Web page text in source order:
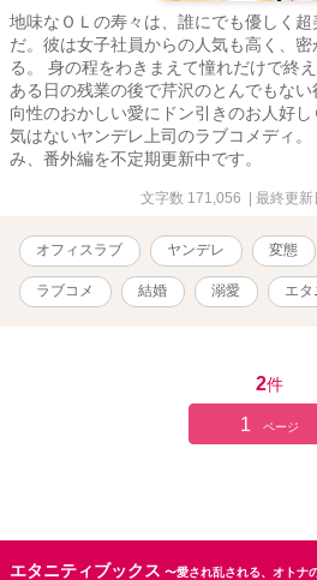
地味なＯＬの寿々は、誰にでも優しく
だ。彼は女子社員からの人気も高く、
る。 身の程をわきまえて憧れだけで終
ある日の残業の後で芹沢のとんでもな
向性のおかしい愛にドン引きのお人好
気はないヤンデレ上司のラブコメディ
み、番外編を不定期更新中です。
文字数 171,056 | 最終更
オフィスラブ ヤンデレ 変態
ラブコメ 結婚 溺愛 エタ
2件
1 ページ
エタニティブックス 〜愛され乱される、オトナ